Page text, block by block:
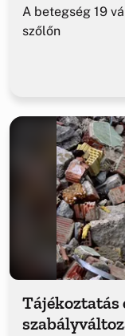
A betegség 19
szőlőn
Tájékoztatás